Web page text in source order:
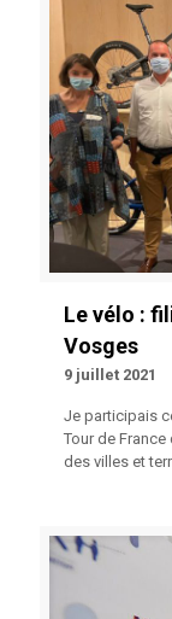
Le vélo :
Vosges
9 juillet 2021
Je participais
Tour de
des villes et